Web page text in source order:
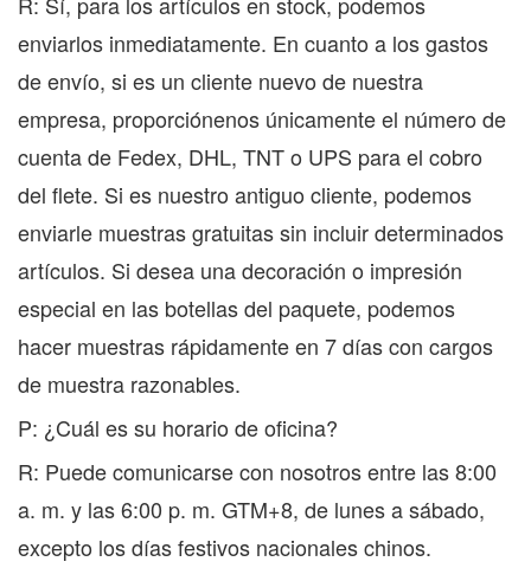
enviarlos inmediatamente. En cuanto a los gastos
de envío, si es un cliente nuevo de nuestra
empresa, proporciónenos únicamente el número de
cuenta de Fedex, DHL, TNT o UPS para el cobro
del flete. Si es nuestro antiguo cliente, podemos
enviarle muestras gratuitas sin incluir determinados
artículos. Si desea una decoración o impresión
especial en las botellas del paquete, podemos
hacer muestras rápidamente en 7 días con cargos
de muestra razonables.
P: ¿Cuál es su horario de oficina?
R: Puede comunicarse con nosotros entre las 8:00
a. m. y las 6:00 p. m. GTM+8, de lunes a sábado,
excepto los días festivos nacionales chinos.